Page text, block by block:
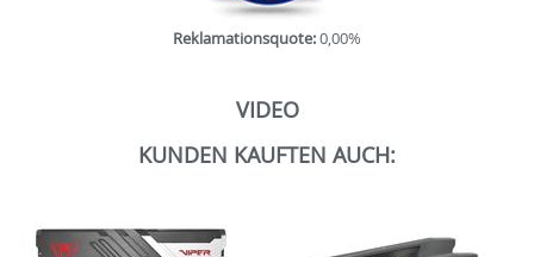
Reklamationsquote:0,00%
VIDEO
KUNDEN KAUFTEN AUCH: